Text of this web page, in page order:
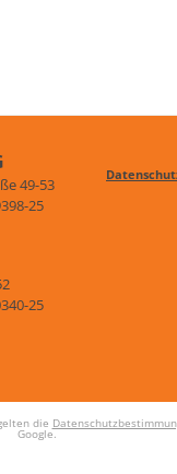
49-53
25
25
die
Google.